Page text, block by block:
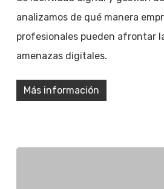
analizamos de qué manera
profesionales pueden afrontar
amenazas digitales.
Más información